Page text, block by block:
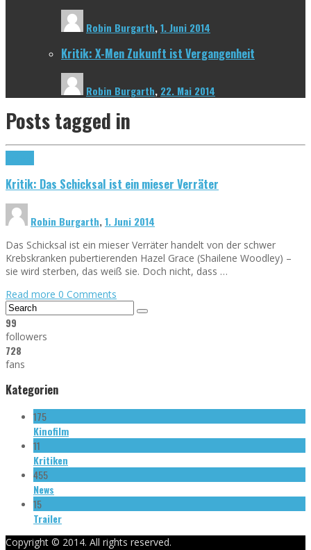
Robin Burgarth,1. Juni 2014
Kritik: X-Men Zukunft ist Vergangenheit
Robin Burgarth, 22. Mai 2014
Posts tagged in
Kritik: Das Schicksal ist ein mieser Verräter
Robin Burgarth,1. Juni 2014
Das Schicksal ist ein mieser Verräter handelt von der schwer
Krebskranken pubertierenden Hazel Grace (Shailene Woodley) –
sie wird sterben, das weiß sie. Doch nicht, dass …
Read more 0 Comments
99
followers
728
fans
Kategorien
175
Kinofilm
11
Kritiken
455
News
15
Trailer
Copyright © 2014. All rights reserved.